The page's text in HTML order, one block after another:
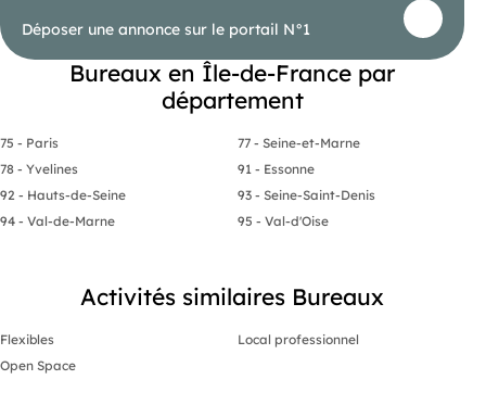
Déposer une annonce sur le portail N°1
Bureaux en Île-de-France par
département
75 - Paris
77 - Seine-et-Marne
78 - Yvelines
91 - Essonne
92 - Hauts-de-Seine
93 - Seine-Saint-Denis
94 - Val-de-Marne
95 - Val-d'Oise
Activités similaires Bureaux
Flexibles
Local professionnel
Open Space